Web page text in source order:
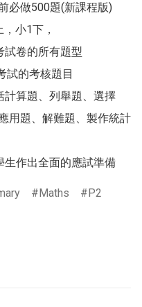
必做500題(新課程版)
小1下，
試卷的所有題型
試的考核題目
計算題、列舉題、選擇
用題、解難題、製作統計
生作出全面的應試準備
Maths P2